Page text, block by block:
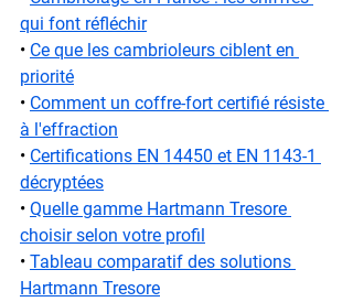
qui font réfléchir
• Ce que les cambrioleurs ciblent en
priorité
• Comment un coffre-fort certifié résiste
à l'effraction
• Certifications EN 14450 et EN 1143-1
décryptées
• Quelle gamme Hartmann Tresore
choisir selon votre profil
• Tableau comparatif des solutions
Hartmann Tresore